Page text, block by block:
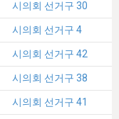
시의회 선거구 30
시의회 선거구 4
시의회 선거구 42
시의회 선거구 38
시의회 선거구 41